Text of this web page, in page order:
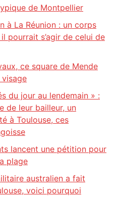
de Montpellier
à La Réunion : un corps
pourrait s’agir de celui de
ce square de Mende
du jour au lendemain » :
de leur bailleur, un
à Toulouse, ces
lancent une pétition pour
plage
australien a fait
voici pourquoi